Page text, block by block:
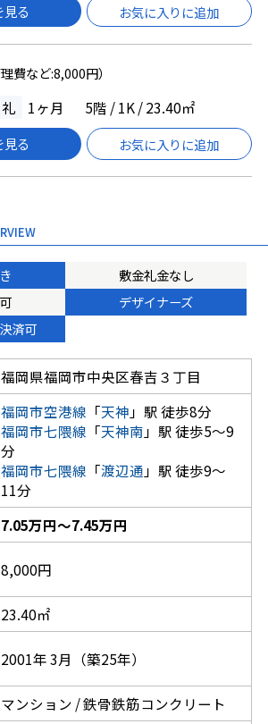
見る お気に入りに追加
理費など:8,000円）
礼 1ヶ月 5階 / 1K / 23.40㎡
見る お気に入りに追加
敷金礼金なし
デザイナーズ
済可
福岡県福岡市中央区春吉３丁目
福岡市空港線 「天神 」駅 徒歩8分
福岡市七隈線 「天神南 」駅 徒歩5～9
分
福岡市七隈線 「渡辺通 」駅 徒歩9～
11分
7.05万円～7.45万円
8,000円
23.40㎡
2001年 3月（築25年）
マンション / 鉄骨鉄筋コンクリート